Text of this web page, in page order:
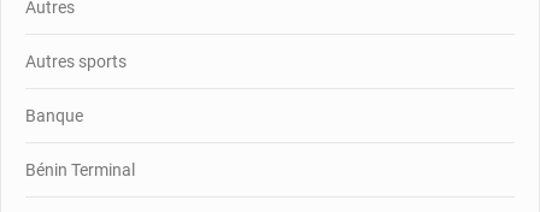
Autres
Autres sports
Banque
Bénin Terminal